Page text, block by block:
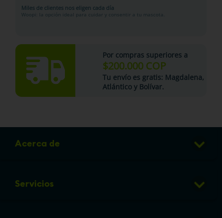
Miles de clientes nos eligen cada día
Woopi: la opción ideal para cuidar y consentir a tu mascota.
Por compras superiores a
$200.000 COP
Tu envío es gratis: Magdalena,
Atlántico y Bolívar.
Acerca de
Club de Puntos
Servicios